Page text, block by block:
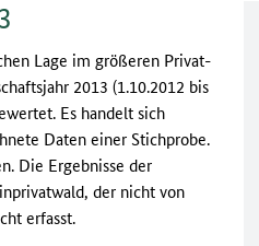
Lage im größeren Privat-
2013 (1.10.2012 bis
Es handelt sich
Daten einer Stichprobe.
Die Ergebnisse der
der nicht von
erfasst.